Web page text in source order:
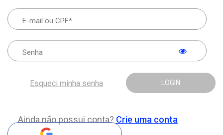
LOGIN
Esqueci minha senha
Ainda não possui conta? Crie uma conta